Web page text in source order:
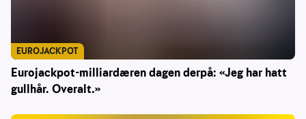
Eurojackpot-milliardæren dagen derpå: «Jeg har hatt
gullhår. Overalt.»
EUROJACKPOT